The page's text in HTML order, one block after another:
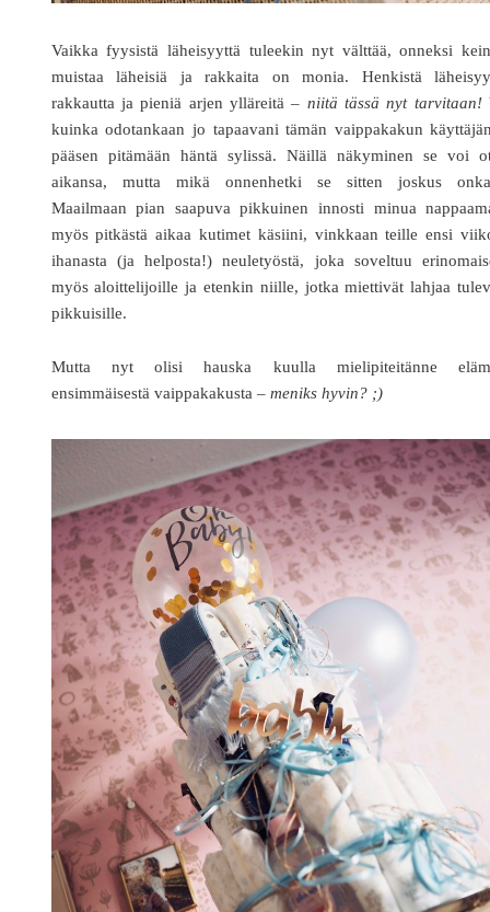
Vaikka fyysistä läheisyyttä tuleekin nyt välttää, onneksi
muistaa läheisiä ja rakkaita on monia. Henkistä
rakkautta ja pieniä arjen ylläreitä – niitä tässä nyt tarvitaan!
kuinka odotankaan jo tapaavani tämän vaippakakun
pääsen pitämään häntä sylissä. Näillä näkyminen se voi
aikansa, mutta mikä onnenhetki se sitten joskus
Maailmaan pian saapuva pikkuinen innosti minua
myös pitkästä aikaa kutimet käsiini, vinkkaan teille ensi
ihanasta (ja helposta!) neuletyöstä, joka soveltuu
myös aloittelijoille ja etenkin niille, jotka miettivät lahjaa
pikkuisille.
Mutta nyt olisi hauska kuulla mielipiteitänne
ensimmäisestä vaippakakusta – meniks hyvin? ;)